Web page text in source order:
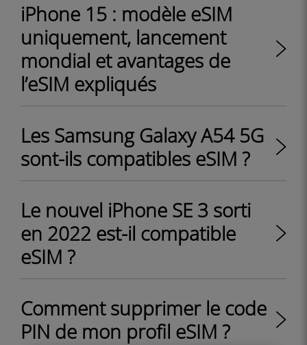
iPhone 15 : modèle eSIM
uniquement, lancement
mondial et avantages de
l’eSIM expliqués
Les Samsung Galaxy A54 5G
sont-ils compatibles eSIM ?
Le nouvel iPhone SE 3 sorti
en 2022 est-il compatible
eSIM ?
Comment supprimer le code
PIN de mon profil eSIM ?